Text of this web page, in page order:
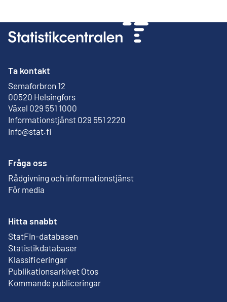
Ta kontakt
Semaforbron 12
00520 Helsingfors
Extern länk
Växel 029 551 1000
Informationstjänst 029 551 2220
info@stat.fi
Fråga oss
Rådgivning och informationstjänst
För media
Hitta snabbt
StatFin-databasen
Extern länk
Statistikdatabaser
Klassificeringar
Publikationsarkivet Otos
Extern länk
Kommande publiceringar